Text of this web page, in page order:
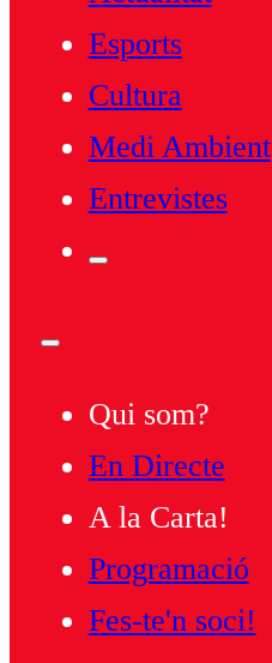
Esports
Cultura
Medi Ambient
Entrevistes
Qui som?
En Directe
A la Carta!
Programació
Fes-te'n soci!